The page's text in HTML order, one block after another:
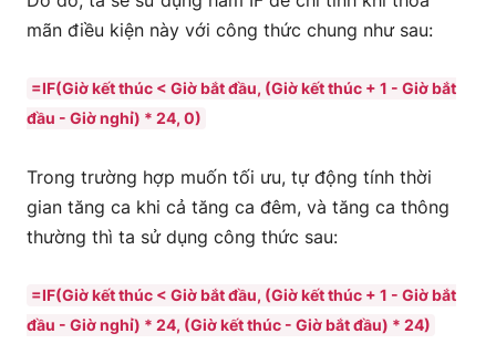
mãn điều kiện này với công thức chung như sau:
=IF(Giờ kết thúc < Giờ bắt đầu, (Giờ kết thúc + 1 - Giờ bắt
đầu - Giờ nghỉ) * 24, 0)
Trong trường hợp muốn tối ưu, tự động tính thời
gian tăng ca khi cả tăng ca đêm, và tăng ca thông
thường thì ta sử dụng công thức sau:
=IF(Giờ kết thúc < Giờ bắt đầu, (Giờ kết thúc + 1 - Giờ bắt
đầu - Giờ nghỉ) * 24, (Giờ kết thúc - Giờ bắt đầu) * 24)